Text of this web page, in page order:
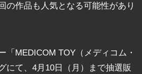
の作品も人気となる可能性があり
「MEDICOM TOY（メディコム・
にて、4月10日（月）まで抽選販